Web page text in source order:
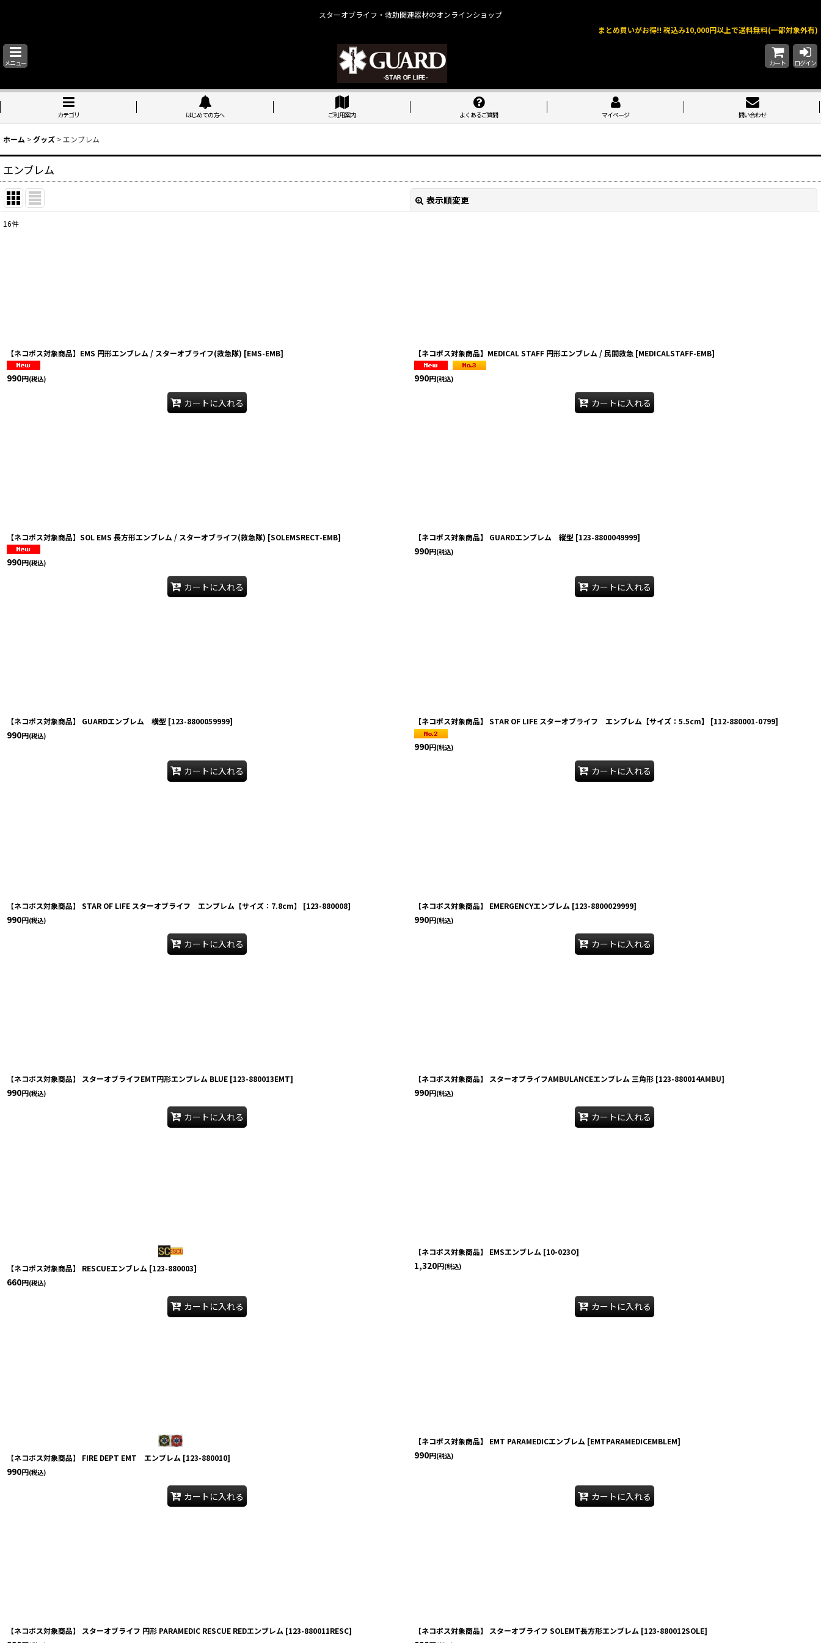
スターオブライフ・救助関連器材のオンラインショップ
まとめ買いがお得!! 税込み10,000円以上で送料無料(一部対象外有)
メニュー カート ログイン
カテゴリ はじめての方へ ご利用案内 よくあるご質問 マイページ 問い合わせ
ホーム >グッズ >エンブレム
エンブレム
表示順変更
16件
【ネコポス対象商品】EMS 円形エンブレム / スターオブライフ(救急隊) [EMS-EMB]
990円(税込)
カートに入れる
【ネコポス対象商品】MEDICAL STAFF 円形エンブレム / 民間救急 [MEDICALSTAFF-EMB]
990円(税込)
カートに入れる
【ネコポス対象商品】SOL EMS 長方形エンブレム / スターオブライフ(救急隊) [SOLEMSRECT-EMB]
990円(税込)
カートに入れる
【ネコポス対象商品】 GUARDエンブレム 縦型 [123-8800049999]
990円(税込)
カートに入れる
【ネコポス対象商品】 GUARDエンブレム 横型 [123-8800059999]
990円(税込)
カートに入れる
【ネコポス対象商品】 STAR OF LIFE スターオブライフ エンブレム【サイズ：5.5cm】 [112-880001-0799]
990円(税込)
カートに入れる
【ネコポス対象商品】 STAR OF LIFE スターオブライフ エンブレム【サイズ：7.8cm】 [123-880008]
990円(税込)
カートに入れる
【ネコポス対象商品】 EMERGENCYエンブレム [123-8800029999]
990円(税込)
カートに入れる
【ネコポス対象商品】 スターオブライフEMT円形エンブレム BLUE [123-880013EMT]
990円(税込)
カートに入れる
【ネコポス対象商品】 スターオブライフAMBULANCEエンブレム 三角形 [123-880014AMBU]
990円(税込)
カートに入れる
【ネコポス対象商品】 RESCUEエンブレム [123-880003]
660円(税込)
カートに入れる
【ネコポス対象商品】 EMSエンブレム [10-023O]
1,320円(税込)
カートに入れる
【ネコポス対象商品】 FIRE DEPT EMT エンブレム [123-880010]
990円(税込)
カートに入れる
【ネコポス対象商品】 EMT PARAMEDICエンブレム [EMTPARAMEDICEMBLEM]
990円(税込)
カートに入れる
【ネコポス対象商品】 スターオブライフ 円形 PARAMEDIC RESCUE REDエンブレム [123-880011RESC] 【ネコポス対象商品】 スターオブライフ SOLEMT長方形エンブレム [123-880012SOLE]